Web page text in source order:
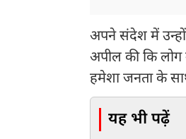
अपने संदेश में
अपील की कि
हमेशा जनता के
यह भी पढ़ें